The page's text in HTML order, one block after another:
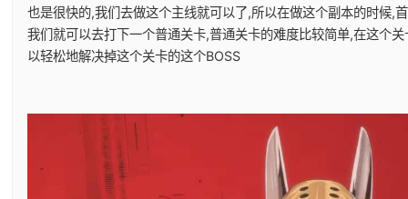
也是很快的,我们去做这个主线就可以了,所以在做这个副本的时候,
我们就可以去打下一个普通关卡,普通关卡的难度比较简单,在这个
以轻松地解决掉这个关卡的这个BOSS